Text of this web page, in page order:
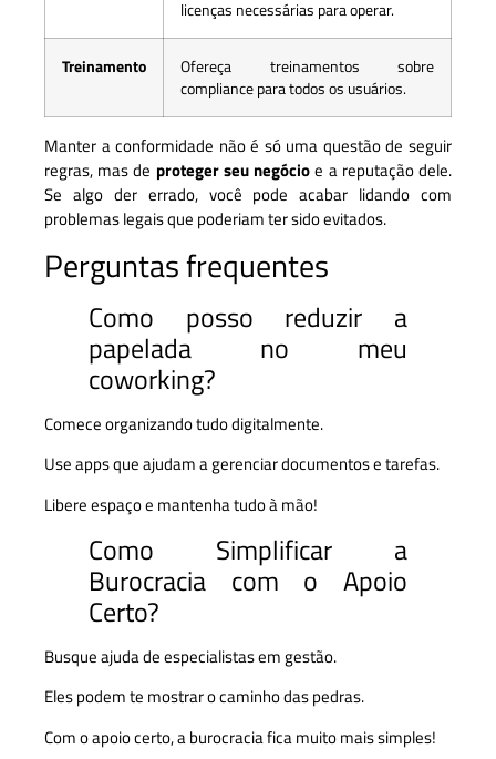
licenças necessárias para operar.
Treinamento
Ofereça treinamentos sobre
compliance para todos os usuários.
Manter a conformidade não é só uma questão de seguir
regras, mas de proteger seu negócioe a reputação dele.
Se algo der errado, você pode acabar lidando com
problemas legais que poderiam ter sido evitados.
Perguntas frequentes
Como posso reduzir a
papelada no meu
coworking?
Comece organizando tudo digitalmente.
Use apps que ajudam a gerenciar documentos e tarefas.
Libere espaço e mantenha tudo à mão!
Como Simplificar a
Burocracia com o Apoio
Certo?
Busque ajuda de especialistas em gestão.
Eles podem te mostrar o caminho das pedras.
Com o apoio certo, a burocracia fica muito mais simples!